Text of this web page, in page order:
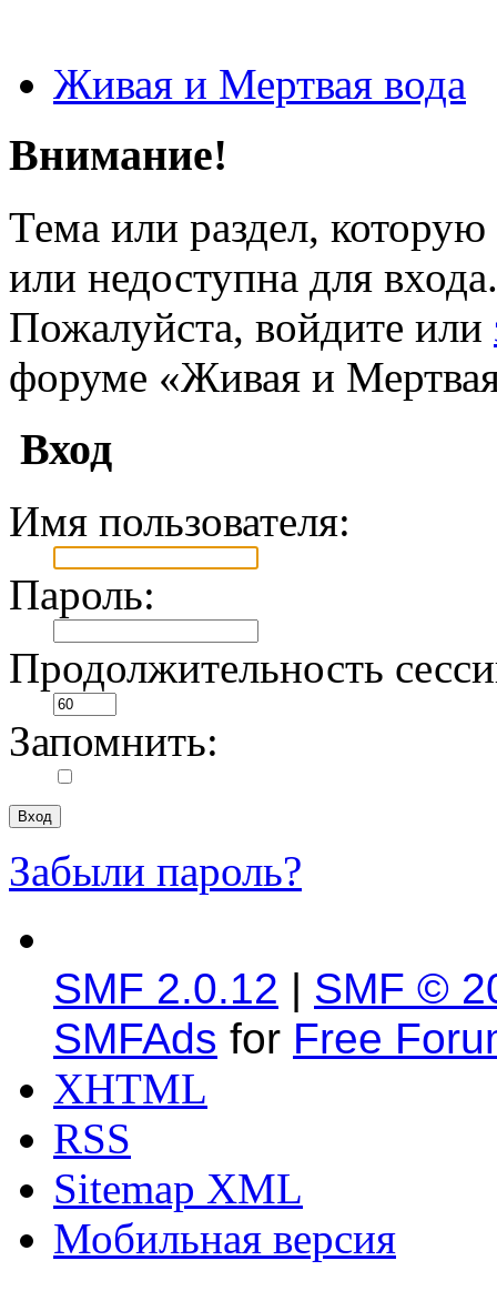
Живая и Мертвая вода
Внимание!
Тема или раздел,
или недоступна для входа.
Пожалуйста, войдите или
форуме «Живая и
Вход
Имя пользователя:
Пароль:
Продолжительность
Запомнить:
Забыли пароль?
SMF 2.0.12 | SMF ©
SMFAds for Free
XHTML
RSS
Sitemap XML
Мобильная версия